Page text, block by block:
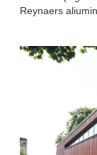
Reynaers